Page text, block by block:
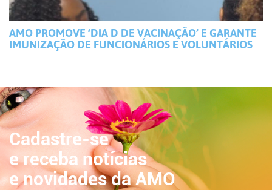
AMO PROMOVE ‘DIA D DE VACINAÇÃO’ E GARANTE
IMUNIZAÇÃO DE FUNCIONÁRIOS E VOLUNTÁRIOS
Cadastre-se
e receba notícias
e novidades da AMO